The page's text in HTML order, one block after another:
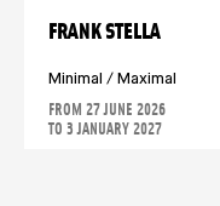
FRANK STELLA
Minimal / Maximal
FROM 27 JUNE 2026
TO 3 JANUARY 2027